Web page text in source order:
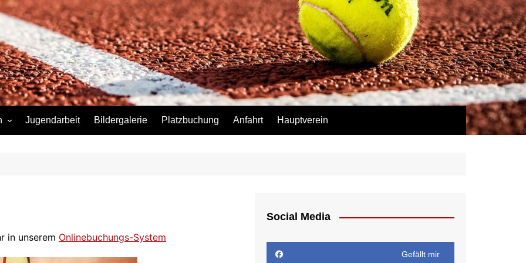
Jugendarbeit Bildergalerie Platzbuchung Anfahrt Hauptverein
in unserem Onlinebuchungs-System
Social Media
Gefällt mir